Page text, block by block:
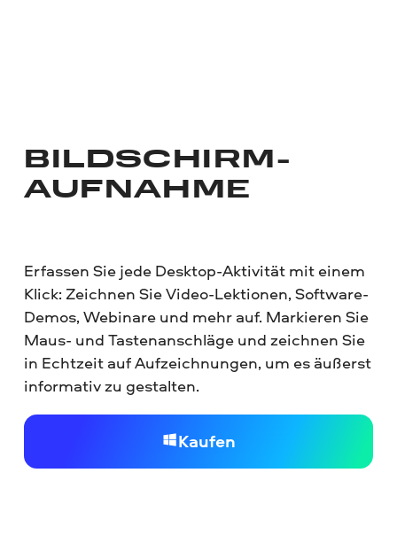
BILDSCHIRM­
AUFNAHME
Erfassen Sie jede Desktop-Aktivität mit einem
Klick: Zeichnen Sie Video-Lektionen, Software-
Demos, Webinare und mehr auf. Markieren Sie
Maus- und Tastenanschläge und zeichnen Sie
in Echtzeit auf Aufzeichnungen, um es äußerst
informativ zu gestalten.
Kaufen